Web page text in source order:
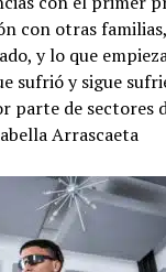
con otras
y lo que
sufrió y sigue
parte de sectores
Arrascaeta